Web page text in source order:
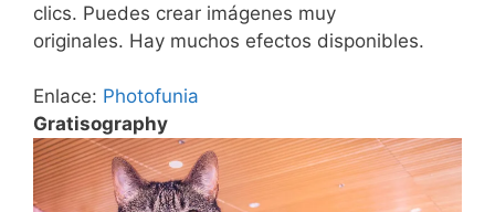
clics. Puedes crear imágenes muy
originales. Hay muchos efectos disponibles.
Enlace: Photofunia
Gratisography